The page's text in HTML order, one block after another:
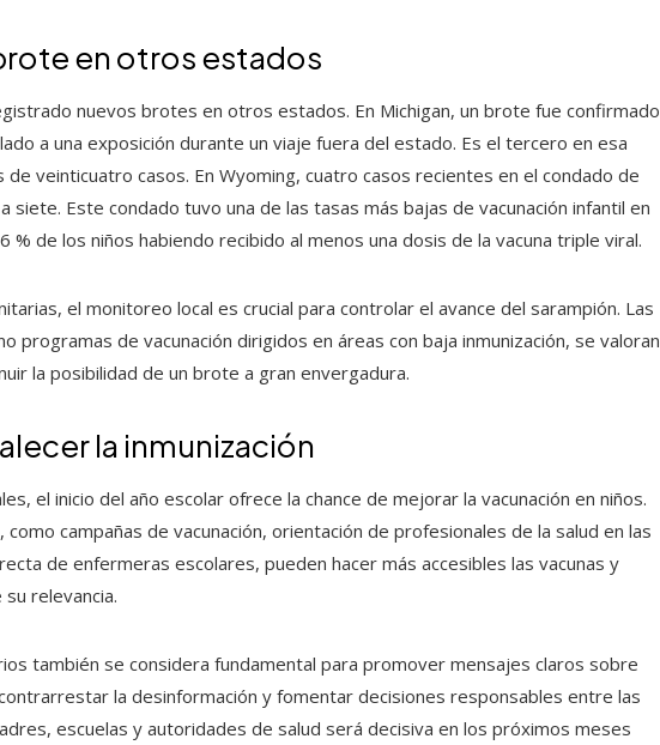
en otros estados
nuevos brotes en otros estados. En Michigan, un brote fue confirmado
a una exposición durante un viaje fuera del estado. Es el tercero en esa
veinticuatro casos. En Wyoming, cuatro casos recientes en el condado de
siete. Este condado tuvo una de las tasas más bajas de vacunación infantil en
% de los niños habiendo recibido al menos una dosis de la vacuna triple viral.
el monitoreo local es crucial para controlar el avance del sarampión. Las
programas de vacunación dirigidos en áreas con baja inmunización, se valoran
la posibilidad de un brote a gran envergadura.
la inmunización
el inicio del año escolar ofrece la chance de mejorar la vacunación en niños.
campañas de vacunación, orientación de profesionales de la salud en las
de enfermeras escolares, pueden hacer más accesibles las vacunas y
relevancia.
también se considera fundamental para promover mensajes claros sobre
la desinformación y fomentar decisiones responsables entre las
escuelas y autoridades de salud será decisiva en los próximos meses